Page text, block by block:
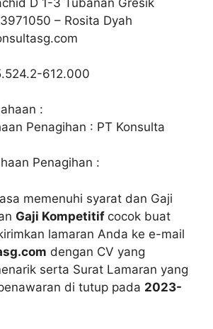
– Rosita Dyah
612.000
:
Penagihan : PT Konsulta
Penagihan :
memenuhi syarat dan Gaji
Gaji Kompetitif cocok buat
lamaran Anda ke e-mail
dengan CV yang
serta Surat Lamaran yang
di tutup pada 2023-